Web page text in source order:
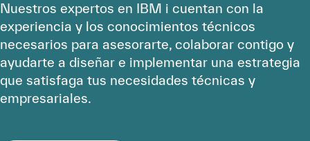
Nuestros expertos en IBM i cuentan con la
experiencia y los conocimientos técnicos
necesarios para asesorarte, colaborar contigo y
ayudarte a diseñar e implementar una estrategia
que satisfaga tus necesidades técnicas y
empresariales.